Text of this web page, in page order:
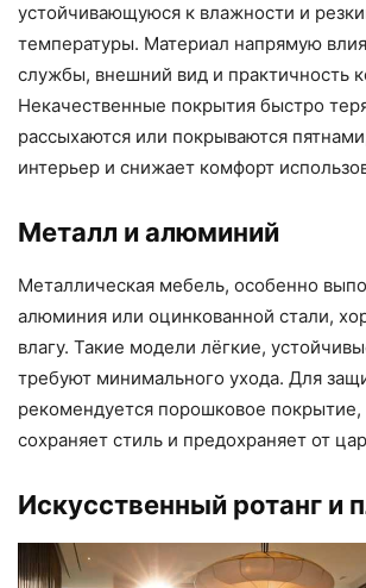
устойчивающуюся к влажности и
температуры. Материал напрямую
службы, внешний вид и практичность
Некачественные покрытия быстро
рассыхаются или покрываются
интерьер и снижает комфорт
Металл и алюминий
Металлическая мебель, особенно
алюминия или оцинкованной стали,
влагу. Такие модели лёгкие,
требуют минимального ухода. Для
рекомендуется порошковое покрытие,
сохраняет стиль и предохраняет от
Искусственный ротанг и